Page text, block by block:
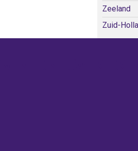
Zeeland
Zuid-